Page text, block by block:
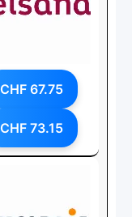
CHF 67.75
CHF 73.15